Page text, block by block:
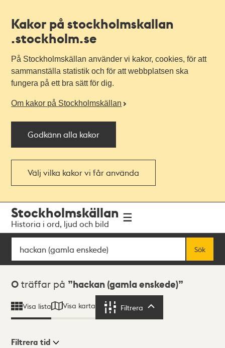
Kakor på stockholmskallan
.stockholm.se
På Stockholmskällan använder vi kakor, cookies, för att
sammanställa statistik och för att webbplatsen ska
fungera på ett bra sätt för dig.
Om kakor på Stockholmskällan
Godkänn alla kakor
Välj vilka kakor vi får använda
navigationen
huvudinnehållet
Stockholmskällan
Historia i ord, ljud och bild
Sök
Sök
Sökresultat
0 träffar på hackan (gamla enskede)
Visa lista Visa karta Filtrera
Filtrera tid